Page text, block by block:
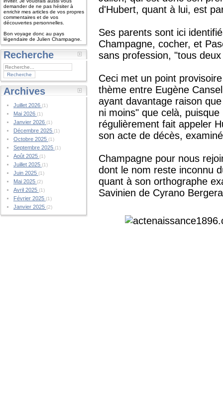
demander de ne pas hésiter à
enrichir mes articles de vos propres
commentaires et de vos
découvertes personnelles.
Bon voyage donc au pays
légendaire de Julien Champagne.
Recherche
Archives
Juillet 2026 (1)
Mai 2026 (1)
Janvier 2026 (1)
Décembre 2025 (1)
Octobre 2025 (1)
Septembre 2025 (1)
Août 2025 (1)
Juillet 2025 (1)
Juin 2025 (1)
Mai 2025 (2)
Avril 2025 (1)
Février 2025 (1)
Janvier 2025 (2)
d'Hubert, quant à lui, est
Ses parents sont ici
Champagne, cocher, et
sans profession, "tous
Ceci met un point
thème entre Eugène
ayant davantage raison
ni moins" que celà,
régulièrement fait appeler
son acte de décès,
Champagne pour nous
dont le nom reste inconnu
quant à son orthographe
Savinien de Cyrano